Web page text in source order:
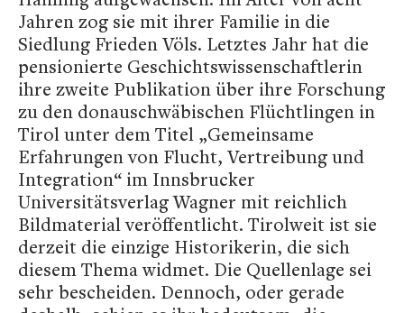
Jahren zog sie mit ihrer Familie in die
Siedlung Frieden Völs. Letztes Jahr hat die
pensionierte Geschichtswissenschaftlerin
ihre zweite Publikation über ihre Forschung
zu den donauschwäbischen Flüchtlingen in
Tirol unter dem Titel „Gemeinsame
Erfahrungen von Flucht, Vertreibung und
Integration“ im Innsbrucker
Universitätsverlag Wagner mit reichlich
Bildmaterial veröffentlicht. Tirolweit ist sie
derzeit die einzige Historikerin, die sich
diesem Thema widmet. Die Quellenlage sei
sehr bescheiden. Dennoch, oder gerade